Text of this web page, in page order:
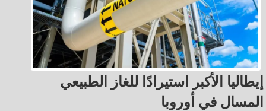
إيطاليا الأكبر استيرادًا للغاز الطبيعي
المسال في أوروبا